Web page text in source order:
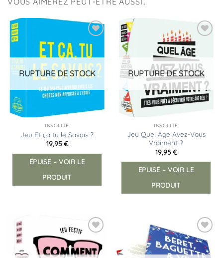
Ajouter
liste
d’envies
RUPTURE DE STOCK
INSOLITE
Jeu Et ça tu le Savais ?
19,95€
ÉPUISÉ – VOIR LE
PRODUIT
Ajouter
à la
liste
d’envies
RUPTURE DE STOCK
INSOLITE
Jeu Quel Âge Avez-Vous
Vraiment ?
19,95€
ÉPUISÉ – VOIR LE
PRODUIT
Ajouter
à la
liste
Ajouter
à la
liste